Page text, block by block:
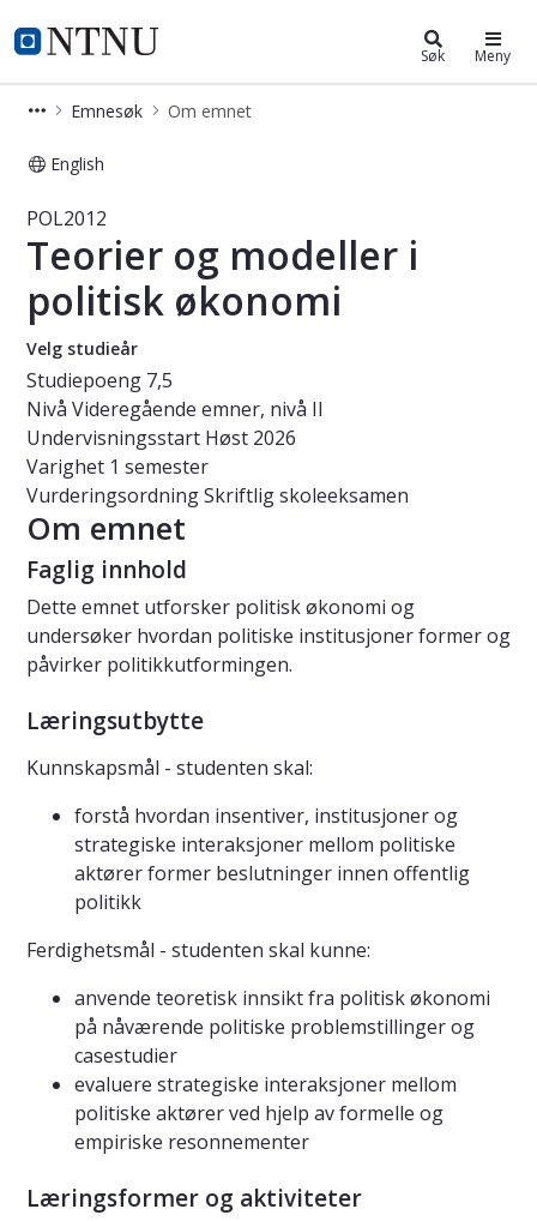
NTNU Hjemmeside
Studier Søk Meny
Emnesøk Om emnet
English
Emne - Teorier og modeller i
POL2012
Teorier og modeller i
politisk økonomi
Velg studieår
Studiepoeng 7,5
Nivå Videregående emner, nivå II
Undervisningsstart Høst 2026
Varighet 1 semester
VurderingsordningSkriftlig skoleeksamen
Om emnet
Faglig innhold
Dette emnet utforsker politisk økonomi og
undersøker hvordan politiske institusjoner former og
påvirker politikkutformingen.
Læringsutbytte
Kunnskapsmål - studenten skal:
forstå hvordan insentiver, institusjoner og
strategiske interaksjoner mellom politiske
aktører former beslutninger innen offentlig
politikk
Ferdighetsmål - studenten skal kunne:
anvende teoretisk innsikt fra politisk økonomi
på nåværende politiske problemstillinger og
casestudier
evaluere strategiske interaksjoner mellom
politiske aktører ved hjelp av formelle og
empiriske resonnementer
Læringsformer og aktiviteter